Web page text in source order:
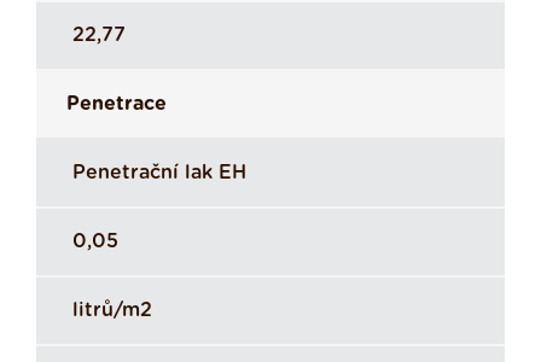
22,77
Penetrace
Penetrační lak EH
0,05
litrů/m2